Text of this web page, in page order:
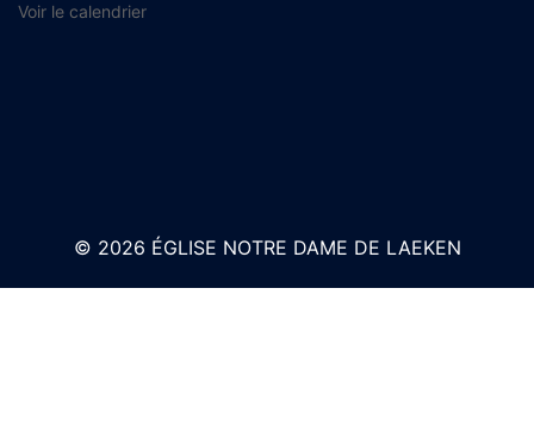
Voir le calendrier
© 2026 ÉGLISE NOTRE DAME DE LAEKEN